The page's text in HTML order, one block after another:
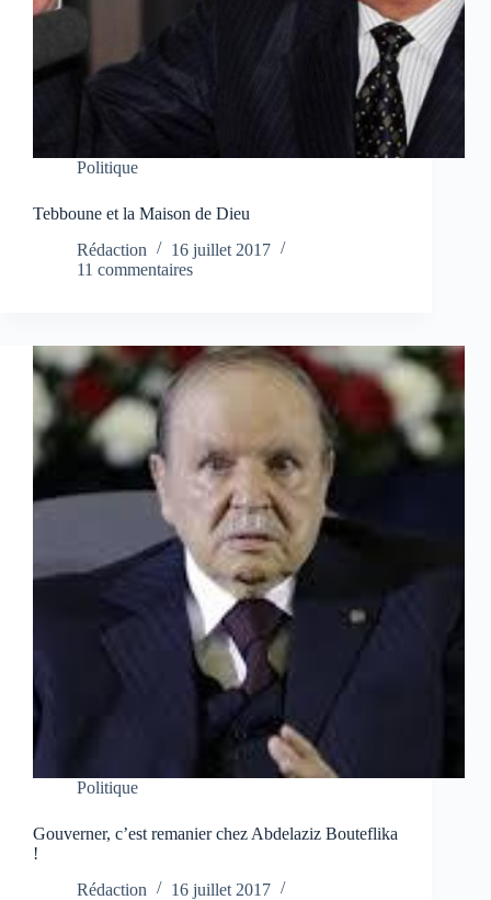
Politique
Tebboune et la Maison de Dieu
Rédaction
16 juillet 2017
11 commentaires
Politique
Gouverner, c’est remanier chez Abdelaziz Bouteflika
!
Rédaction
16 juillet 2017